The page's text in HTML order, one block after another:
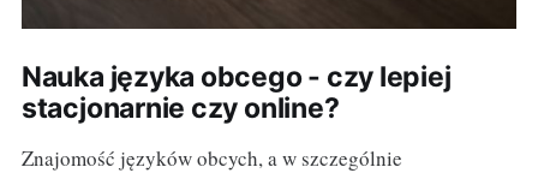
Nauka języka obcego - czy lepiej
stacjonarnie czy online?
Znajomość języków obcych, a w szczególnie